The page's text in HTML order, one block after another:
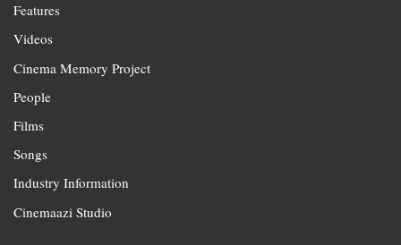
Features
Videos
Cinema Memory Project
People
Films
Songs
Industry Information
Cinemaazi Studio